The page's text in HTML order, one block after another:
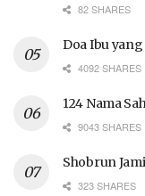
82 SHARES
Doa Ibu
4092 SHARES
124 Nama
9043 SHARES
Shobrun
323 SHARES